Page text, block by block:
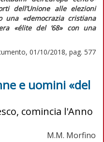
dell’Unione alle elezioni
una «democrazia cristiana
«élite del ’68»con una
01/10/2018, pag. 577
e uomini «del
comincia l'Anno
M.M. Morfino